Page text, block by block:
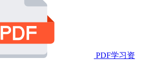
PDF学习资